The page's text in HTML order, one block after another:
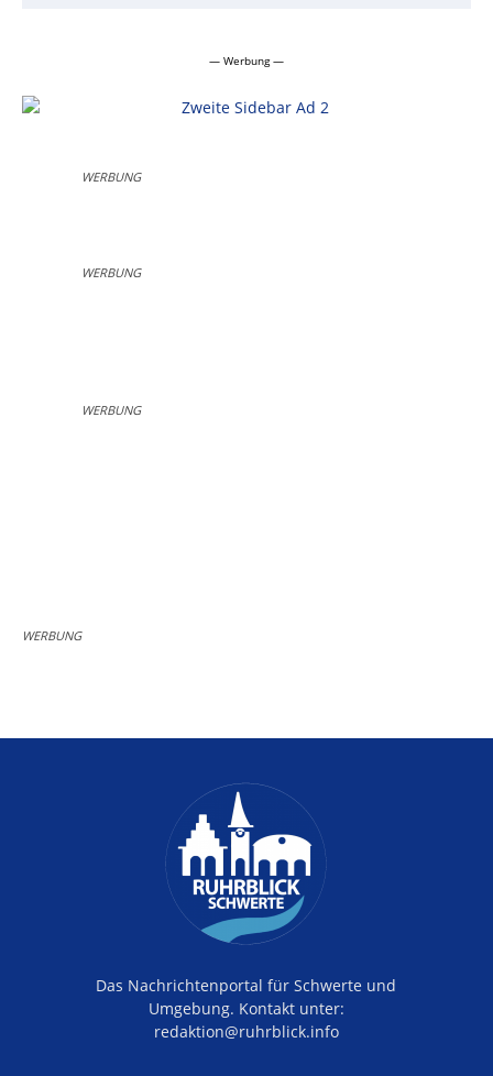
— Werbung —
WERBUNG
WERBUNG
WERBUNG
WERBUNG
Das Nachrichtenportal für Schwerte und
Umgebung. Kontakt unter:
redaktion@ruhrblick.info